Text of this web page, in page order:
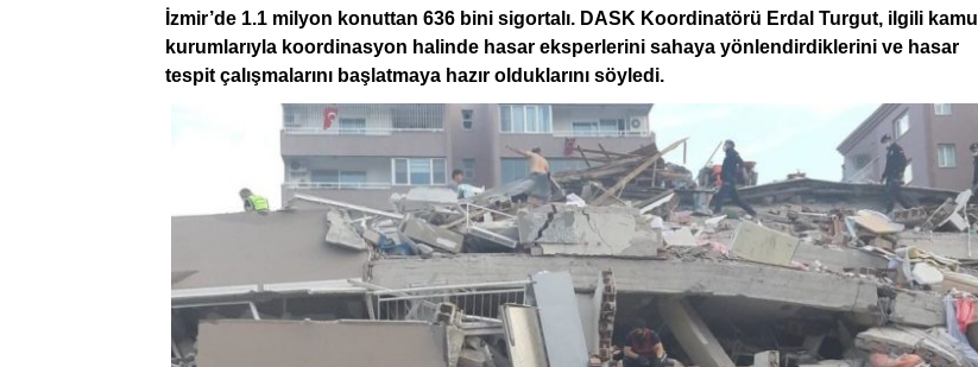
İzmir’de 1.1 milyon konuttan 636 bini sigortalı. DASK Koordinatörü Erdal Turgut, ilgili kamu
kurumlarıyla koordinasyon halinde hasar eksperlerini sahaya yönlendirdiklerini ve hasar
tespit çalışmalarını başlatmaya hazır olduklarını söyledi.